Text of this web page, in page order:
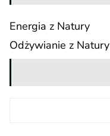
Energia z Natury
Odżywianie z Natury